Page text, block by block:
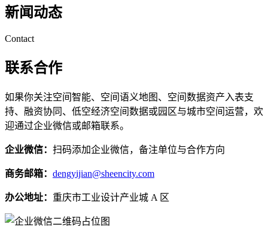
新闻动态
Contact
联系合作
如果你关注空间智能、空间语义地图、空间数据资产入表支
持、融资协同、低空经济空间数据或园区与城市空间运营，欢
迎通过企业微信或邮箱联系。
企业微信： 扫码添加企业微信，备注单位与合作方向
商务邮箱： dengyijian@sheencity.com
办公地址： 重庆市工业设计产业城 A 区